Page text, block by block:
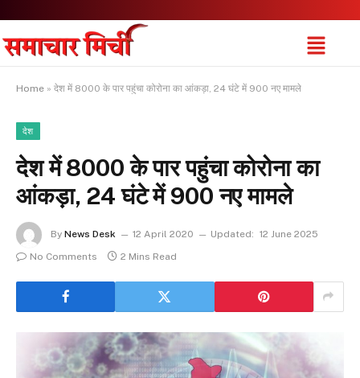
Home » देश में 8000 के पार पहुंचा कोरोना का आंकड़ा, 24 घंटे में 900 नए मामले
देश
देश में 8000 के पार पहुंचा कोरोना का
आंकड़ा, 24 घंटे में 900 नए मामले
By News Desk 12 April 2020 Updated: 12 June 2025
No Comments
2 Mins Read